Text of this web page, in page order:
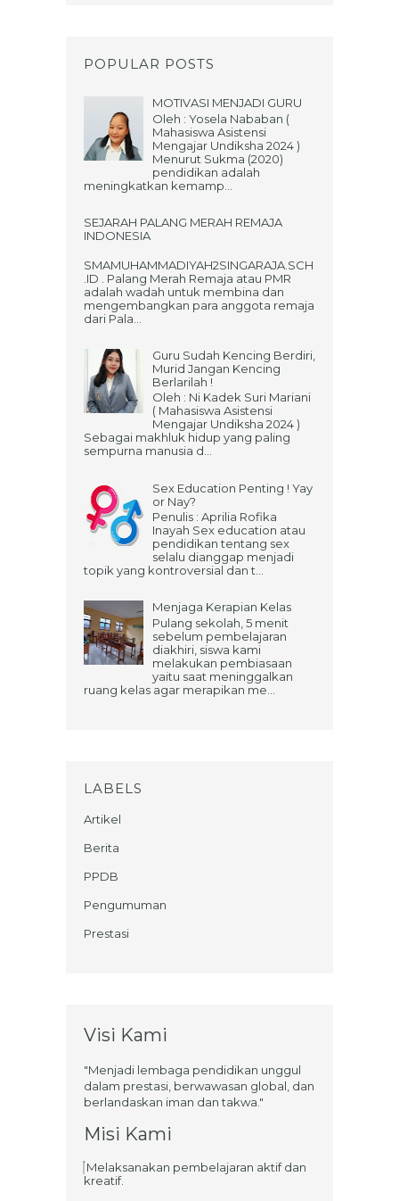
POPULAR POSTS
MOTIVASI MENJADI GURU
Oleh : Yosela Nababan (
Mahasiswa Asistensi
Mengajar Undiksha 2024 )
Menurut Sukma (2020)
pendidikan adalah
meningkatkan kemamp...
SEJARAH PALANG MERAH REMAJA
INDONESIA
SMAMUHAMMADIYAH2SINGARAJA.SCH
.ID . Palang Merah Remaja atau PMR
adalah wadah untuk membina dan
mengembangkan para anggota remaja
dari Pala...
Guru Sudah Kencing Berdiri,
Murid Jangan Kencing
Berlarilah !
Oleh : Ni Kadek Suri Mariani
( Mahasiswa Asistensi
Mengajar Undiksha 2024 )
Sebagai makhluk hidup yang paling
sempurna manusia d...
Sex Education Penting ! Yay
or Nay?
Penulis : Aprilia Rofika
Inayah Sex education atau
pendidikan tentang sex
selalu dianggap menjadi
topik yang kontroversial dan t...
Menjaga Kerapian Kelas
Pulang sekolah, 5 menit
sebelum pembelajaran
diakhiri, siswa kami
melakukan pembiasaan
yaitu saat meninggalkan
ruang kelas agar merapikan me...
LABELS
Artikel
Berita
PPDB
Pengumuman
Prestasi
Visi Kami
"Menjadi lembaga pendidikan unggul
dalam prestasi, berwawasan global, dan
berlandaskan iman dan takwa."
Misi Kami
Melaksanakan pembelajaran aktif dan
kreatif.